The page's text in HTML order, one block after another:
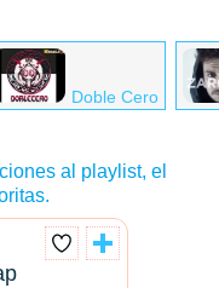
Doble Cero
al playlist, el